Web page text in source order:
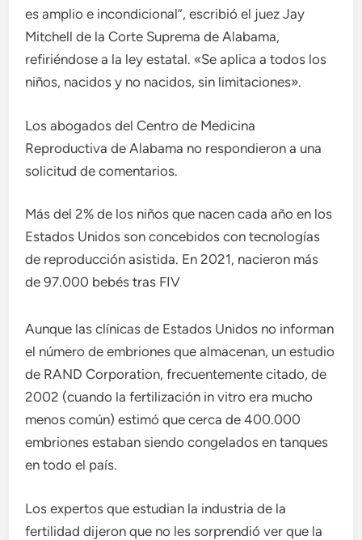
es amplio e incondicional”, escribió el juez Jay
Mitchell de la Corte Suprema de Alabama,
refiriéndose a la ley estatal. «Se aplica a todos los
niños, nacidos y no nacidos, sin limitaciones».
Los abogados del Centro de Medicina
Reproductiva de Alabama no respondieron a una
solicitud de comentarios.
Más del 2% de los niños que nacen cada año en los
Estados Unidos son concebidos con tecnologías
de reproducción asistida. En 2021, nacieron más
de 97.000 bebés tras FIV
Aunque las clínicas de Estados Unidos no informan
el número de embriones que almacenan, un estudio
de RAND Corporation, frecuentemente citado, de
2002 (cuando la fertilización in vitro era mucho
menos común) estimó que cerca de 400.000
embriones estaban siendo congelados en tanques
en todo el país.
Los expertos que estudian la industria de la
fertilidad dijeron que no les sorprendió ver que la